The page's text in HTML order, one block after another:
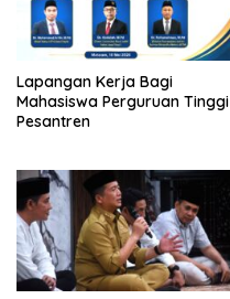
Lapangan Kerja Bagi
Mahasiswa Perguruan Tinggi
Pesantren